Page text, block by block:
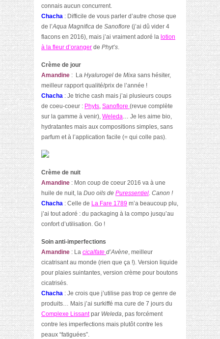
connais aucun concurrent.
Chacha : Difficile de vous parler d’autre chose que
de l’Aqua Magnifica de Sanoflore (j’ai dû vider 4
flacons en 2016), mais j’ai vraiment adoré la lotion
à la fleur d’oranger de Phyt’s.
Crème de jour
Amandine : La Hyalurogel de Mixa sans hésiter,
meilleur rapport qualité/prix de l’année !
Chacha : Je triche cash mais j’ai plusieurs coups
de coeu-coeur : Phyts, Sanoflore (revue complète
sur la gamme à venir), Weleda… Je les aime bio,
hydratantes mais aux compositions simples, sans
parfum et à l’application facile (= qui colle pas).
Crème de nuit
Amandine : Mon coup de coeur 2016 va à une
huile de nuit, la Duo oils de Puressentiel. Canon !
Chacha : Celle de La Fare 1789 m’a beaucoup plu,
j’ai tout adoré : du packaging à la compo jusqu’au
confort d’utilisation. Go !
Soin anti-imperfections
Amandine : La cicalfate d’Avène, meilleur
cicatrisant au monde (rien que ça !). Version liquide
pour plaies suintantes, version crème pour boutons
cicatrisés.
Chacha : Je crois que j’utilise pas trop ce genre de
produits… Mais j’ai surkiffé ma cure de 7 jours du
Complexe Lissantpar Weleda, pas forcément
contre les imperfections mais plutôt contre les
peaux “fatiguées”.